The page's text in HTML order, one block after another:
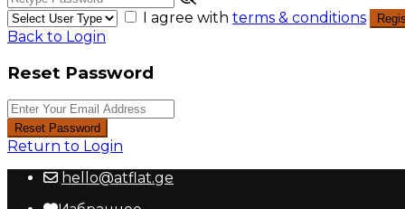
I agree with terms & conditions
Back to Login
Reset Password
Reset Password
Return to Login
hello@atflat.ge